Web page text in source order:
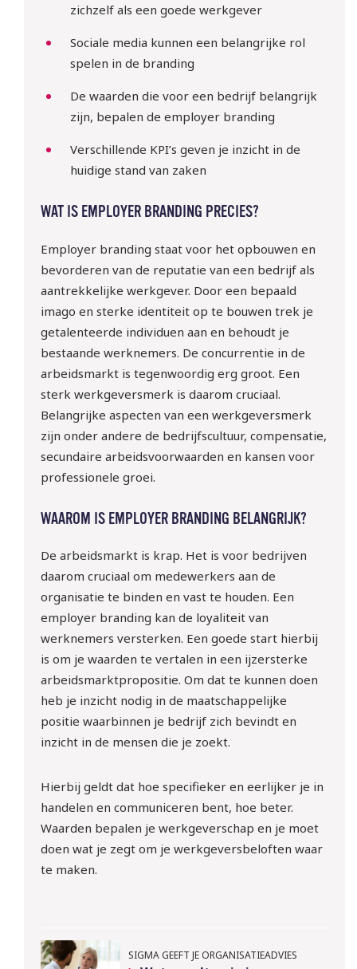
zichzelf als een goede werkgever
Sociale media kunnen een belangrijke rol
spelen in de branding
De waarden die voor een bedrijf belangrijk
zijn, bepalen de employer branding
Verschillende KPI’s geven je inzicht in de
huidige stand van zaken
WAT IS EMPLOYER BRANDING PRECIES?
Employer branding staat voor het opbouwen en
bevorderen van de reputatie van een bedrijf als
aantrekkelijke werkgever. Door een bepaald
imago en sterke identiteit op te bouwen trek je
getalenteerde individuen aan en behoudt je
bestaande werknemers. De concurrentie in de
arbeidsmarkt is tegenwoordig erg groot. Een
sterk werkgeversmerk is daarom cruciaal.
Belangrijke aspecten van een werkgeversmerk
zijn onder andere de bedrijfscultuur, compensatie,
secundaire arbeidsvoorwaarden en kansen voor
professionele groei.
WAAROM IS EMPLOYER BRANDING BELANGRIJK?
De arbeidsmarkt is krap. Het is voor bedrijven
daarom cruciaal om medewerkers aan de
organisatie te binden en vast te houden. Een
employer branding kan de loyaliteit van
werknemers versterken. Een goede start hierbij
is om je waarden te vertalen in een ijzersterke
arbeidsmarktpropositie. Om dat te kunnen doen
heb je inzicht nodig in de maatschappelijke
positie waarbinnen je bedrijf zich bevindt en
inzicht in de mensen die je zoekt.
Hierbij geldt dat hoe specifieker en eerlijker je in
handelen en communiceren bent, hoe beter.
Waarden bepalen je werkgeverschap en je moet
doen wat je zegt om je werkgeversbeloften waar
te maken.
SIGMA GEEFT JE ORGANISATIEADVIES